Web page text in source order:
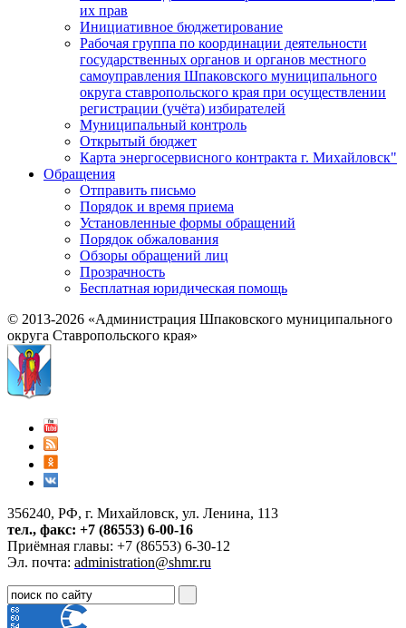
их прав
Инициативное бюджетирование
Рабочая группа по координации деятельности
государственных органов и органов местного
самоуправления Шпаковского муниципального
округа ставропольского края при осуществлении
регистрации (учёта) избирателей
Муниципальный контроль
Открытый бюджет
Карта энергосервисного контракта г. Михайловск"
Обращения
Отправить письмо
Порядок и время приема
Установленные формы обращений
Порядок обжалования
Обзоры обращений лиц
Прозрачность
Бесплатная юридическая помощь
© 2013-2026 «Администрация Шпаковского муниципального
округа Ставропольского края»
356240, РФ, г. Михайловск, ул. Ленина, 113
тел., факс: +7 (86553) 6-00-16
Приёмная главы: +7 (86553) 6-30-12
Эл. почта: administration@shmr.ru